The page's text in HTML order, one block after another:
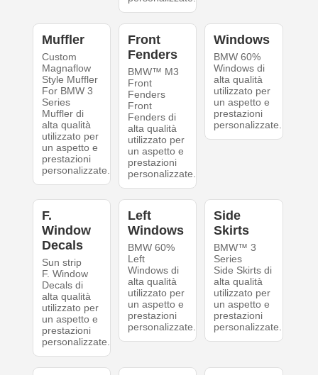
Muffler
Custom
Magnaflow
Style Muffler
For BMW 3
Series
Muffler di
alta qualità
utilizzato per
un aspetto e
prestazioni
personalizzate.
Front
Fenders
BMW™ M3
Front
Fenders
Front
Fenders di
alta qualità
utilizzato per
un aspetto e
prestazioni
personalizzate.
Windows
BMW 60%
Windows di
alta qualità
utilizzato per
un aspetto e
prestazioni
personalizzate.
F.
Window
Decals
Sun strip
F. Window
Decals di
alta qualità
utilizzato per
un aspetto e
prestazioni
personalizzate.
Left
Windows
BMW 60%
Left
Windows di
alta qualità
utilizzato per
un aspetto e
prestazioni
personalizzate.
Side
Skirts
BMW™ 3
Series
Side Skirts di
alta qualità
utilizzato per
un aspetto e
prestazioni
personalizzate.